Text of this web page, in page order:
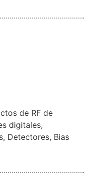
de RF de
digitales,
Detectores, Bias